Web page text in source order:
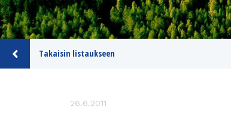
Takaisin listaukseen
26.6.2011